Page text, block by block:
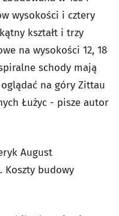
wysokości i cztery
kształt i trzy
na wysokości 12, 18
schody mają
na góry Zittau
Łużyc - pisze autor
August
Koszty budowy